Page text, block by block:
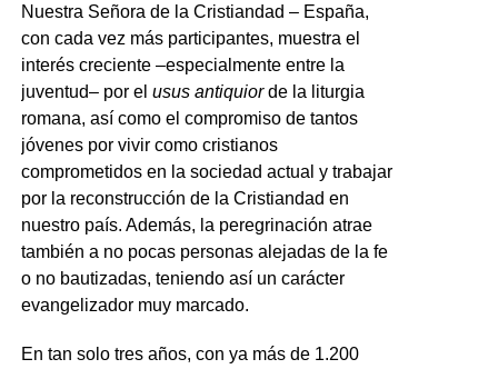
Nuestra Señora de la Cristiandad – España,
con cada vez más participantes, muestra el
interés creciente –especialmente entre la
juventud– por el usus antiquiorde la liturgia
romana, así como el compromiso de tantos
jóvenes por vivir como cristianos
comprometidos en la sociedad actual y trabajar
por la reconstrucción de la Cristiandad en
nuestro país. Además, la peregrinación atrae
también a no pocas personas alejadas de la fe
o no bautizadas, teniendo así un carácter
evangelizador muy marcado.
En tan solo tres años, con ya más de 1.200